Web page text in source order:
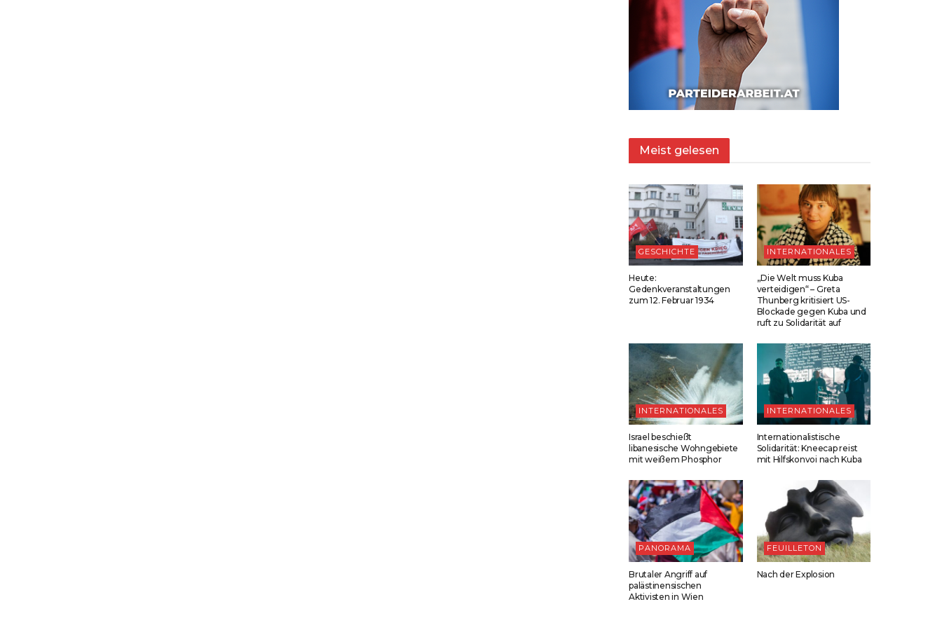
Meist gelesen
GESCHICHTE
Heute:
Gedenkveranstaltungen
zum 12. Februar 1934
INTERNATIONALES
„Die Welt muss Kuba
verteidigen“ – Greta
Thunberg kritisiert US-
Blockade gegen Kuba und
ruft zu Solidarität auf
INTERNATIONALES
Israel beschießt
libanesische Wohngebiete
mit weißem Phosphor
INTERNATIONALES
Internationalistische
Solidarität: Kneecap reist
mit Hilfskonvoi nach Kuba
PANORAMA
Brutaler Angriff auf
palästinensischen
Aktivisten in Wien
FEUILLETON
Nach der Explosion